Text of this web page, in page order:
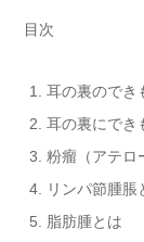
目次
耳の裏のでき
耳の裏にでき
粉瘤（アテロ
リンパ節腫脹
脂肪腫とは